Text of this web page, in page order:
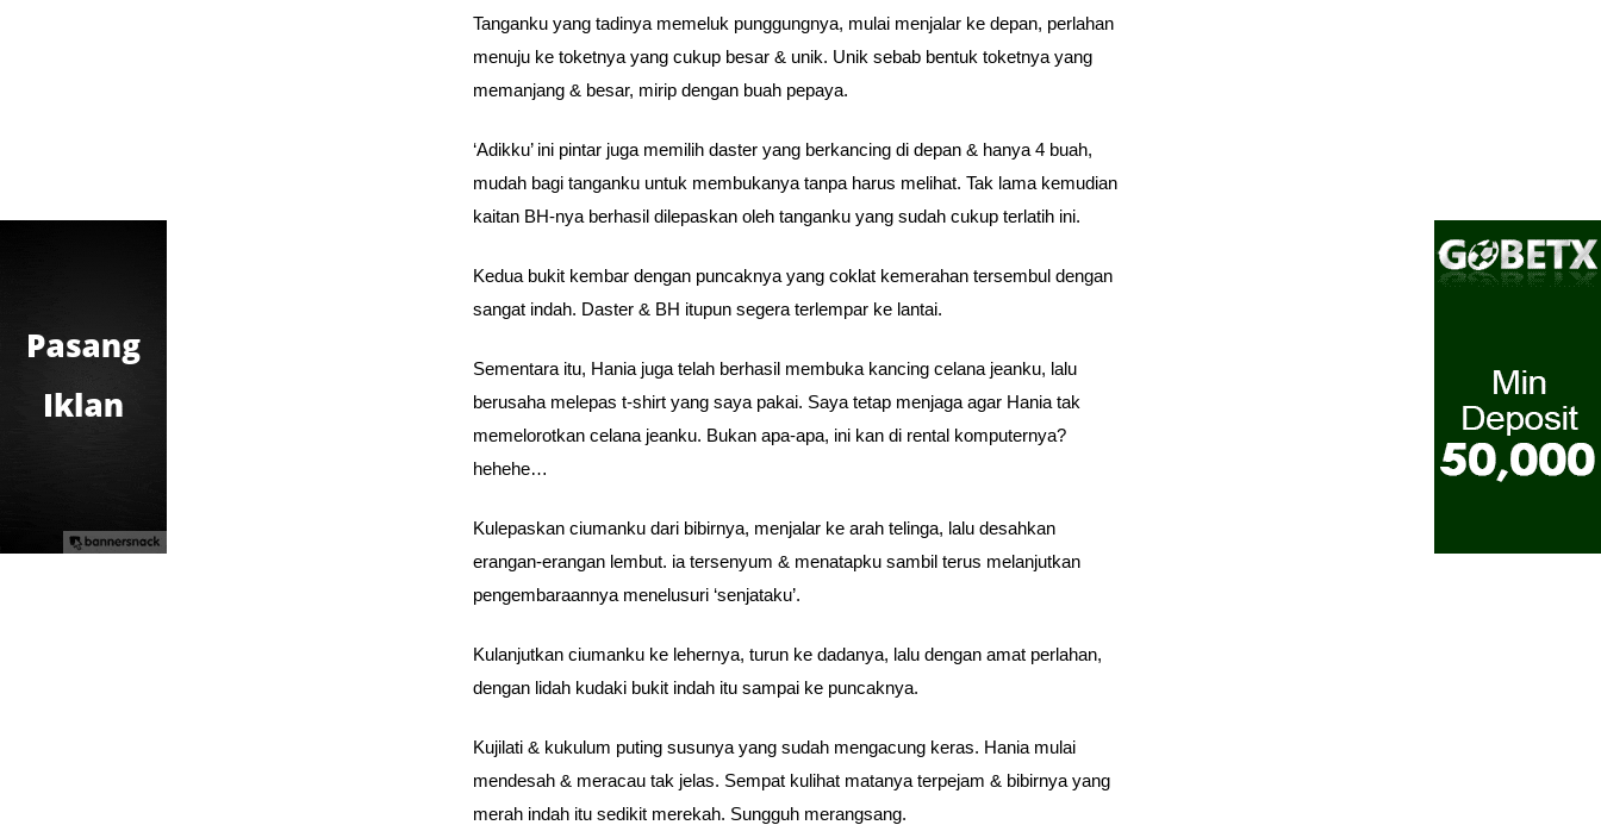
Tanganku yang tadinya memeluk punggungnya, mulai menjalar ke depan, perlahan
menuju ke toketnya yang cukup besar & unik. Unik sebab bentuk toketnya yang
memanjang & besar, mirip dengan buah pepaya.
‘Adikku’ ini pintar juga memilih daster yang berkancing di depan & hanya 4 buah,
mudah bagi tanganku untuk membukanya tanpa harus melihat. Tak lama kemudian
kaitan BH-nya berhasil dilepaskan oleh tanganku yang sudah cukup terlatih ini.
Kedua bukit kembar dengan puncaknya yang coklat kemerahan tersembul dengan
sangat indah. Daster & BH itupun segera terlempar ke lantai.
Sementara itu, Hania juga telah berhasil membuka kancing celana jeanku, lalu
berusaha melepas t-shirt yang saya pakai. Saya tetap menjaga agar Hania tak
memelorotkan celana jeanku. Bukan apa-apa, ini kan di rental komputernya?
hehehe…
Kulepaskan ciumanku dari bibirnya, menjalar ke arah telinga, lalu desahkan
erangan-erangan lembut. ia tersenyum & menatapku sambil terus melanjutkan
pengembaraannya menelusuri ‘senjataku’.
Kulanjutkan ciumanku ke lehernya, turun ke dadanya, lalu dengan amat perlahan,
dengan lidah kudaki bukit indah itu sampai ke puncaknya.
Kujilati & kukulum puting susunya yang sudah mengacung keras. Hania mulai
mendesah & meracau tak jelas. Sempat kulihat matanya terpejam & bibirnya yang
merah indah itu sedikit merekah. Sungguh merangsang.